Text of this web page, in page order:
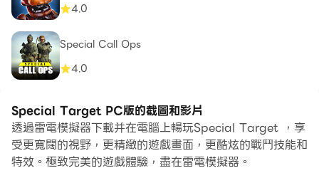
4.0
Special Call Ops
4.0
Special Target PC版的截圖和影片
透過雷電模擬器下載并在電腦上暢玩Special Target ，享
受更寬闊的視野，更精緻的遊戲畫面，更酷炫的戰鬥技能和
特效。極致完美的遊戲體驗，盡在雷電模擬器。